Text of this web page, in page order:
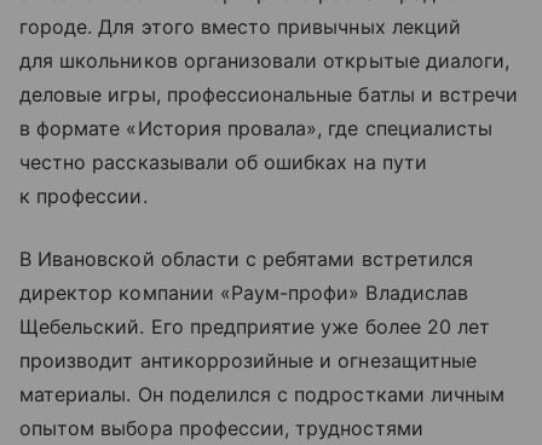
городе. Для этого вместо привычных лекций
для школьников организовали открытые диалоги,
деловые игры, профессиональные батлы и встречи
в формате «История провала», где специалисты
честно рассказывали об ошибках на пути
к профессии.
В Ивановской области с ребятами встретился
директор компании «Раум-профи» Владислав
Щебельский. Его предприятие уже более 20 лет
производит антикоррозийные и огнезащитные
материалы. Он поделился с подростками личным
опытом выбора профессии, трудностями